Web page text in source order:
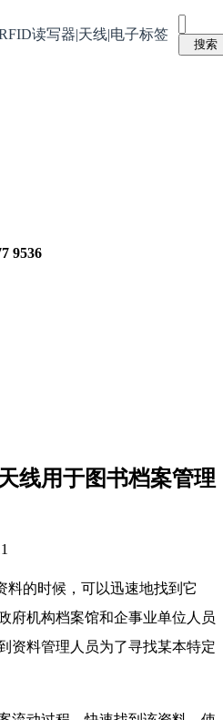
读写器|天线|电子标签
9536
线用于图书档案管理
的时候，可以迅速地找到它
府机构档案馆和企事业单位人员
资料管理人员为了寻找某本特定